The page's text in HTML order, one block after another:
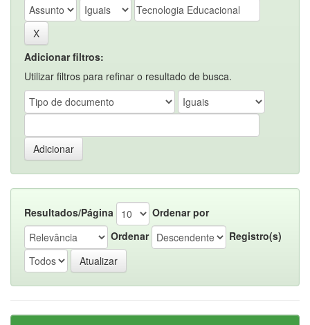
Adicionar filtros:
Utilizar filtros para refinar o resultado de busca.
Resultados/Página
Ordenar por
Ordenar
Registro(s)